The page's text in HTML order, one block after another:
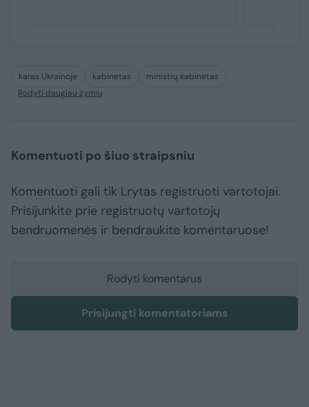
karas Ukrainoje kabinetas
ministrų kabinetas
Rodyti daugiau žymių
Komentuoti po šiuo straipsniu
Komentuoti gali tik Lrytas registruoti vartotojai.
Prisijunkite prie registruotų vartotojų
bendruomenės ir bendraukite komentaruose!
Rodyti komentarus
Prisijungti komentatoriams